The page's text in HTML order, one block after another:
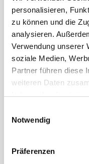
personalisieren,
zu können und die
analysieren.
Verwendung unserer
soziale Medien,
Partner führen diese
weiteren Daten
haben oder die sie
Notwendig
Präferenzen
24 Std.